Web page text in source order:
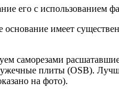
его с использованием
имеет
саморезами
плиты (OSB).
на фото).